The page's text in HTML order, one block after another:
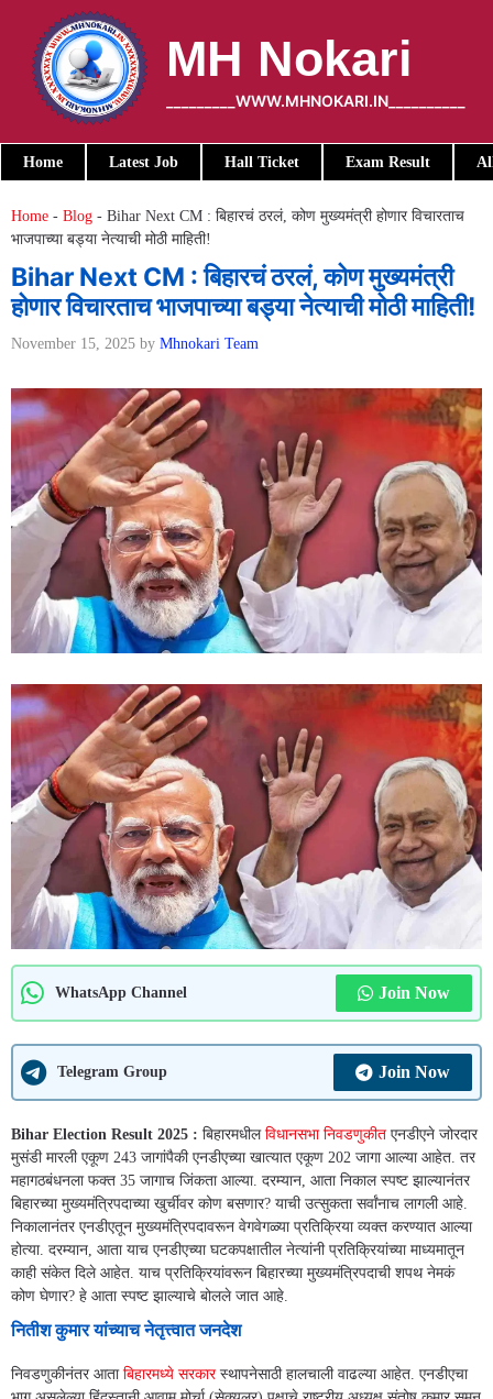
content
MH Nokari
_________WWW.MHNOKARI.IN__________
Home Latest Job Hall Ticket Exam Result
Home - Blog - Bihar Next CM : बिहारचं ठरलं, कोण मुख्यमंत्री होणार विचारताच
भाजपाच्या बड्या नेत्याची मोठी माहिती!
Bihar Next CM : बिहारचं ठरलं, कोण मुख्यमंत्री
होणार विचारताच भाजपाच्या बड्या नेत्याची मोठी माहिती!
November 15, 2025 by Mhnokari Team
WhatsApp Channel Join Now
Telegram Group Join Now
Bihar Election Result 2025 : बिहारमधील विधानसभा निवडणुकीत एनडीएने जोरदार
मुसंडी मारली एकूण 243 जागांपैकी एनडीएच्या खात्यात एकूण 202 जागा आल्या आहेत. तर
महागठबंधनला फक्त 35 जागाच जिंकता आल्या. दरम्यान, आता निकाल स्पष्ट झाल्यानंतर
बिहारच्या मुख्यमंत्रिपदाच्या खुर्चीवर कोण बसणार? याची उत्सुकता सर्वांनाच लागली आहे.
निकालानंतर एनडीएतून मुख्यमंत्रिपदावरून वेगवेगळ्या प्रतिक्रिया व्यक्त करण्यात आल्या
होत्या. दरम्यान, आता याच एनडीएच्या घटकपक्षातील नेत्यांनी प्रतिक्रियांच्या माध्यमातून
काही संकेत दिले आहेत. याच प्रतिक्रियांवरून बिहारच्या मुख्यमंत्रिपदाची शपथ नेमकं
कोण घेणार? हे आता स्पष्ट झाल्याचे बोलले जात आहे.
नितीश कुमार यांच्याच नेतृत्त्वात जनदेश
निवडणुकीनंतर आता बिहारमध्ये सरकारस्थापनेसाठी हालचाली वाढल्या आहेत. एनडीएचा